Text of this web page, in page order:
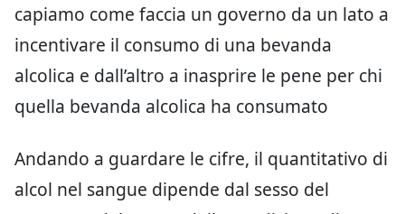
capiamo come faccia un governo da un lato a
incentivare il consumo di una bevanda
alcolica e dall’altro a inasprire le pene per chi
quella bevanda alcolica ha consumato
Andando a guardare le cifre, il quantitativo di
alcol nel sangue dipende dal sesso del